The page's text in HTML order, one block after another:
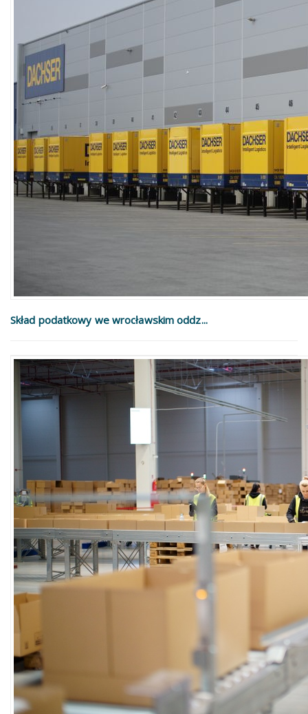
Skład podatkowy we wrocławskim oddz...